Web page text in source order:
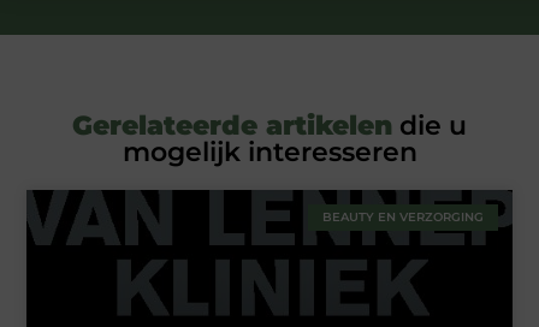
Gerelateerde artikelen die u
mogelijk interesseren
BEAUTY EN VERZORGING